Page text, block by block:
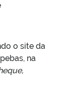
o site da
na